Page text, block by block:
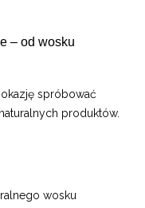
– od wosku
spróbować
produktów.
wosku